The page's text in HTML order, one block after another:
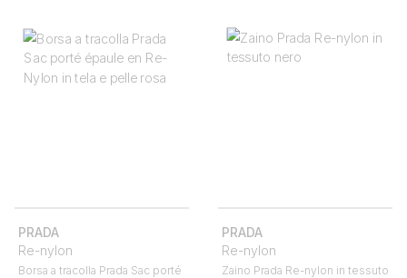
PRADA
Re-nylon
Borsa a tracolla Prada Sac porté
PRADA
Re-nylon
Zaino Prada Re-nylon in tessuto